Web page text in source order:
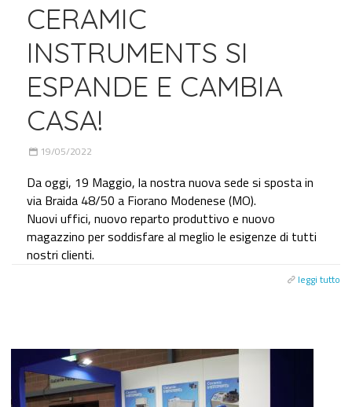
CERAMIC
INSTRUMENTS SI
ESPANDE E CAMBIA
CASA!
19/05/2022
Da oggi, 19 Maggio, la nostra nuova sede si sposta in
via Braida 48/50 a Fiorano Modenese (MO).
Nuovi uffici, nuovo reparto produttivo e nuovo
magazzino per soddisfare al meglio le esigenze di tutti
nostri clienti.
leggi tutto